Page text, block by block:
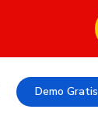
Demo Gratis